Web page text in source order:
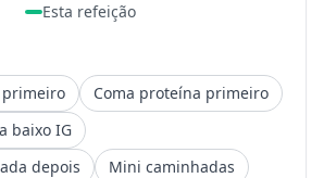
Esta refeição
primeiro
Coma proteína primeiro
baixo IG
depois
Mini caminhadas